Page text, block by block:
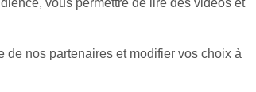
de nos partenaires et modifier vos choix à